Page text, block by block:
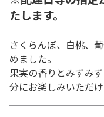
たします。
さくらんぼ、白桃、
めました。
果実の香りとみずみ
分にお楽しみいただけ